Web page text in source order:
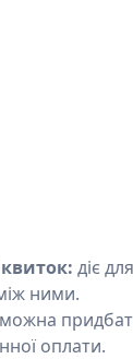
діє
ними.
можна
оплати.